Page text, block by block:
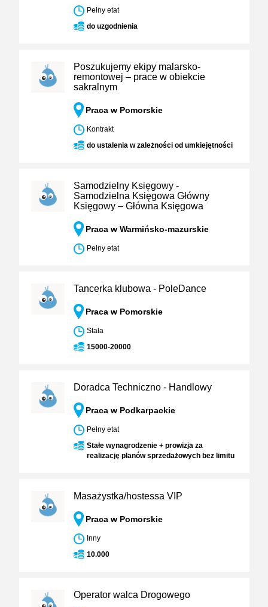
Pełny etat
do uzgodnienia
Poszukujemy ekipy malarsko-
remontowej – prace w obiekcie
sakralnym
Praca w Pomorskie
Kontrakt
do ustalenia w zależności od umkiejętności
Samodzielny Księgowy -
Samodzielna Księgowa Główny
Księgowy – Główna Księgowa
Praca w Warmińsko-mazurskie
Pełny etat
Tancerka klubowa - PoleDance
Praca w Pomorskie
Stała
15000-20000
Doradca Techniczno - Handlowy
Praca w Podkarpackie
Pełny etat
Stałe wynagrodzenie + prowizja za
realizację planów sprzedażowych bez limitu
Masażystka/hostessa VIP
Praca w Pomorskie
Inny
10.000
Operator walca Drogowego